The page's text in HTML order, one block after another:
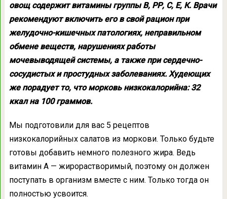
овощ содержит витамины группы В, РР, С, Е, К. Врачи
рекомендуют включить его в свой рацион при
желудочно-кишечных патологиях, неправильном
обмене веществ, нарушениях работы
мочевыводящей системы, а также при сердечно-
сосудистых и простудных заболеваниях. Худеющих
же порадует то, что морковь низкокалорийна: 32
ккал на 100 граммов.
Мы подготовили для вас 5 рецептов
низкокалорийных салатов из моркови. Только будьте
готовы добавить немного полезного жира. Ведь
витамин А — жирорастворимый, поэтому он должен
поступать в организм вместе с ним. Только тогда он
полностью усвоится.